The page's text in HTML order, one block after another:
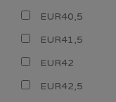
EUR40,5
EUR41,5
EUR42
EUR42,5